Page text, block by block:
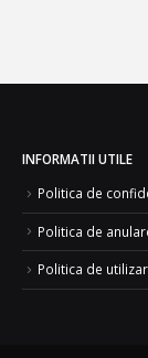
INFORMATII UTILE
Politica de
Politica de
Politica de